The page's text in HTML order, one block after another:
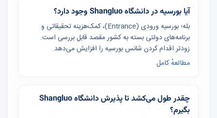
آیا بورسیه در دانشگاه Shangluo وجود دارد؟
بله؛ بورسیه ورودی (Entrance)، کمک‌هزینه تحقیقاتی و
برنامه‌های دولتی بسته به کشور مقصد قابل بررسی است.
زودتر اقدام کردن شانس بورسیه را افزایش می‌دهد.
مطالعهٔ کامل
چقدر طول می‌کشد تا پذیرش دانشگاه Shangluo
بگیرم؟